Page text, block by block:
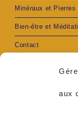
aux
Minéraux et Pierres
Bien-être et
Contact